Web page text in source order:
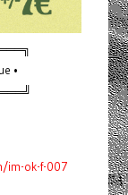
•
im-ok-f-007